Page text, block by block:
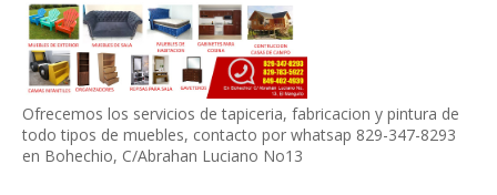
Ofrecemos los servicios de tapiceria, fabricacion y pintura de
todo tipos de muebles, contacto por whatsap 829-347-8293
en Bohechio, C/Abrahan Luciano No13